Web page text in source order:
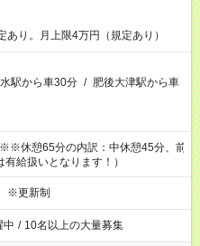
あり。月上限4万円（規定あり）
駅から車30分 / 肥後大津駅から車
休憩65分の内訳：中休憩45分、前
給扱いとなります！）
※更新制
中 / 10名以上の大量募集